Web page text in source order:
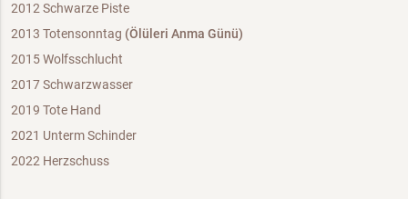
2012 Schwarze Piste
2013 Totensonntag (Ölüleri Anma Günü)
2015 Wolfsschlucht
2017 Schwarzwasser
2019 Tote Hand
2021 Unterm Schinder
2022 Herzschuss